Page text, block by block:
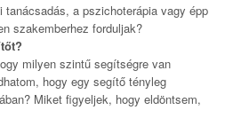
tanácsadás, a pszichoterápia vagy épp
szakemberhez forduljak?
milyen szintű segítségre van
hogy egy segítő tényleg
Miket figyeljek, hogy eldöntsem,